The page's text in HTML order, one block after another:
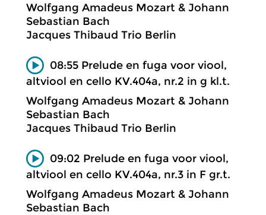
Wolfgang Amadeus Mozart & Johann
Sebastian Bach
Jacques Thibaud Trio Berlin
08:55 Prelude en fuga voor viool,
altviool en cello KV.404a, nr.2 in g kl.t.
Wolfgang Amadeus Mozart & Johann
Sebastian Bach
Jacques Thibaud Trio Berlin
09:02 Prelude en fuga voor viool,
altviool en cello KV.404a, nr.3 in F gr.t.
Wolfgang Amadeus Mozart & Johann
Sebastian Bach